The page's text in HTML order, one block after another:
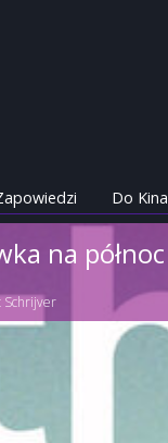
Do Kina
na północ
Schrijver